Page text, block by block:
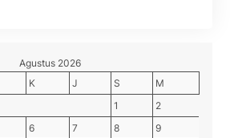
Agustus 2026
K J S
M
1
2
6 7 8
9